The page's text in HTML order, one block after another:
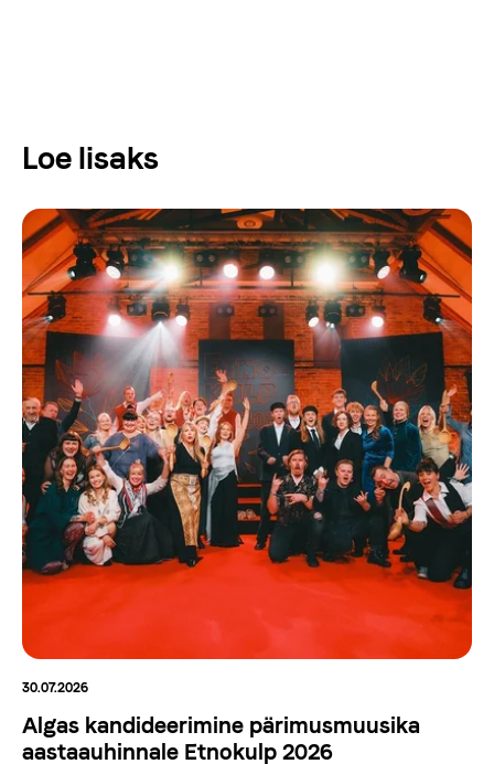
Loe lisaks
30.07.2026
Algas kandideerimine pärimusmuusika
aastaauhinnale Etnokulp 2026